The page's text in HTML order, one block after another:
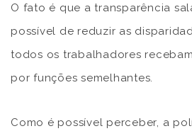
O fato é que a transparência
possível de reduzir as
todos os trabalhadores
por funções semelhantes.
Como é possível perceber, a